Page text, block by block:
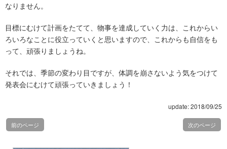
なりません。
目標にむけて計画をたてて、物事を達成していく力は、これからい
ろいろなことに役立っていくと思いますので、これからも自信をも
って、頑張りましょうね。
それでは、季節の変わり目ですが、体調を崩さないよう気をつけて
発表会にむけて頑張っていきましょう！
update: 2018/09/25
前のページ 次のページ